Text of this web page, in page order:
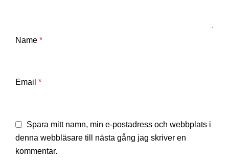
Name *
Email *
Spara mitt namn, min e-postadress och webbplats i
denna webbläsare till nästa gång jag skriver en
kommentar.